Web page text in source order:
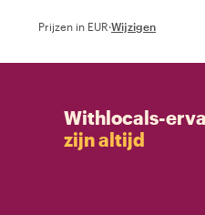
Prijzen in EUR·Wijzigen
Withlocals-
zijn altijd